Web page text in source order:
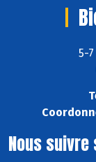
5-
Nous suivre